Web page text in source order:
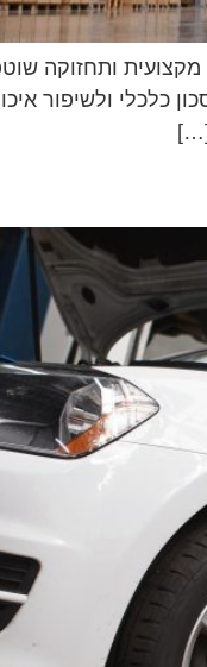
ותחזוקה
כלכלי ולשיפור
[…]